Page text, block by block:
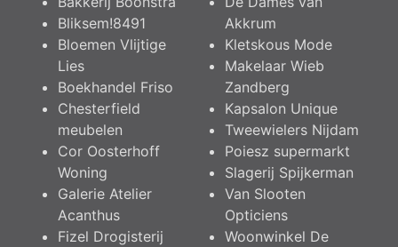
Bliksem!8491
Bloemen Vlijtige
Lies
Boekhandel Friso
Chesterfield
meubelen
Cor Oosterhoff
Woning
Galerie Atelier
Acanthus
Fizel Drogisterij
Akkrum
Kletskous Mode
Makelaar Wieb
Zandberg
Kapsalon Unique
Tweewielers Nijdam
Poiesz supermarkt
Slagerij Spijkerman
Van Slooten
Opticiens
Woonwinkel De